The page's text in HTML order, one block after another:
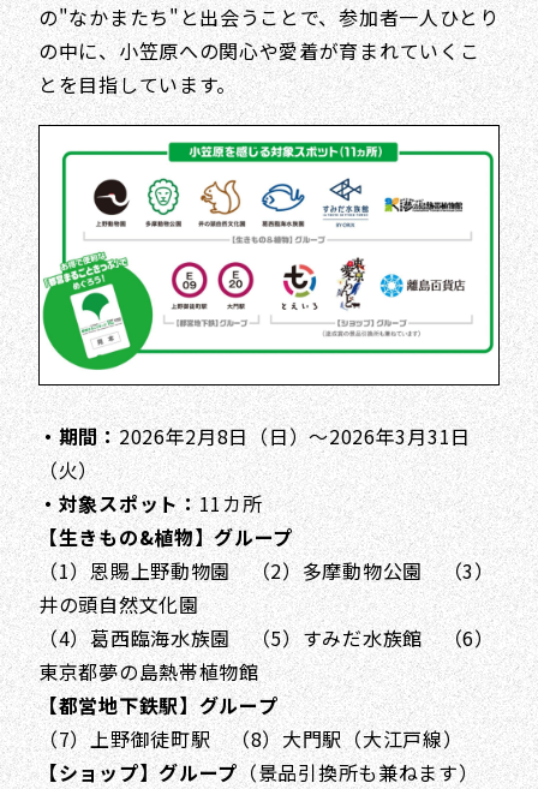
の"なかまたち"と出会うことで、参加者一人ひとり
の中に、小笠原への関心や愛着が育まれていくこ
とを目指しています。
・期間：2026年2月8日（日）～2026年3月31日
（火）
・対象スポット：11カ所
【生きもの&植物】グループ
（1）恩賜上野動物園 （2）多摩動物公園 （3）
井の頭自然文化園
（4）葛西臨海水族園 （5）すみだ水族館 （6）
東京都夢の島熱帯植物館
【都営地下鉄駅】グループ
（7）上野御徒町駅 （8）大門駅（大江戸線）
【ショップ】グループ（景品引換所も兼ねます）